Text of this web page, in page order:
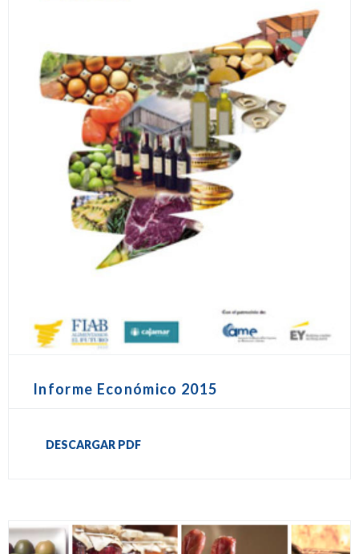
Informe Económico 2015
DESCARGAR PDF